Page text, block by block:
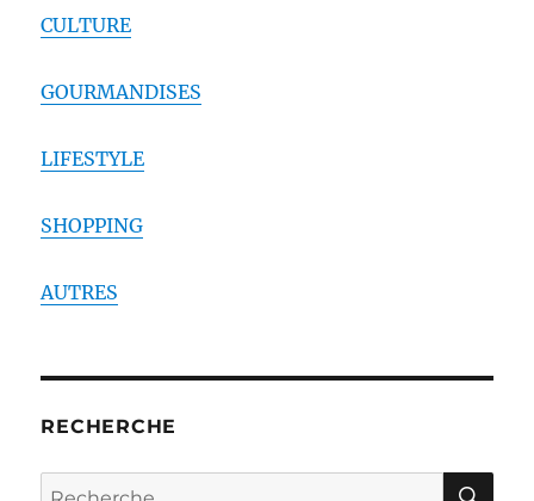
CULTURE
GOURMANDISES
LIFESTYLE
SHOPPING
AUTRES
RECHERCHE
Recherche